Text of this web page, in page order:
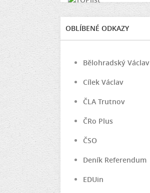
OBLÍBENÉ ODKAZY
Bělohradský Václav
Cílek Václav
ČLA Trutnov
ČRo Plus
ČSO
Deník Referendum
EDUin